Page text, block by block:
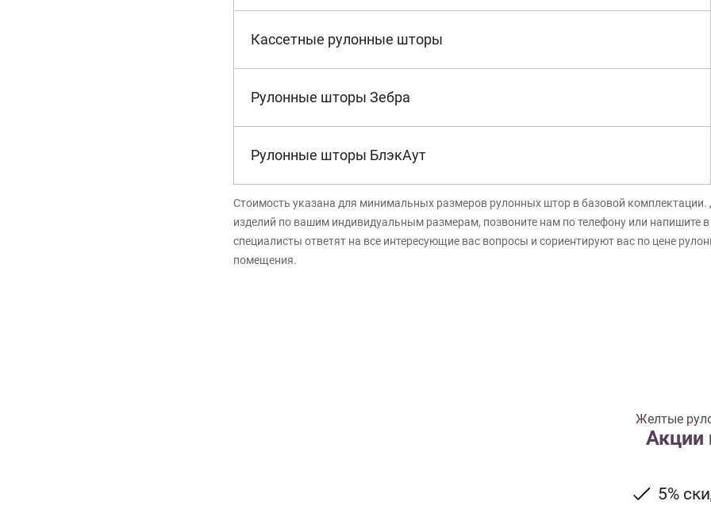
Кассетные рулонные шторы
Рулонные шторы Зебра
Рулонные шторы БлэкАут
Стоимость указана для минимальных размеров рулонных штор в базовой комплектации.
изделий по вашим индивидуальным размерам, позвоните нам по телефону или напишите
специалисты ответят на все интересующие вас вопросы и сориентируют вас по цене
помещения.
Желтые
Акции
5%